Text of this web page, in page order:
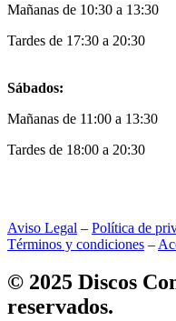
Mañanas de 10:30 a 13:30
Tardes de 17:30 a 20:30
Sábados:
Mañanas de 11:00 a 13:30
Tardes de 18:00 a 20:30
Aviso Legal – Política de
Términos y condiciones –
© 2025 Discos
reservados.